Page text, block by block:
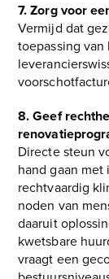
7. Zorg voor
Vermijd dat
toepassing
8. Geef
Directe steun
hand gaan
rechtvaardig
noden van
daaruit
kwetsbare
vraagt een